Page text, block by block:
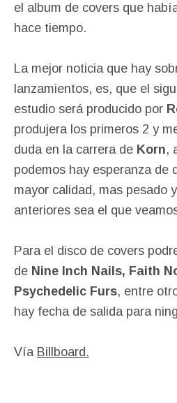
el album de covers que
hace tiempo.
La mejor noticia que hay
lanzamientos, es, que el
estudio será producido por
produjera los primeros 2 y
duda en la carrera de Korn,
podemos hay esperanza de
mayor calidad, mas pesado
anteriores sea el que
Para el disco de covers
de Nine Inch Nails, Faith
Psychedelic Furs, entre
hay fecha de salida para
Vía Billboard.